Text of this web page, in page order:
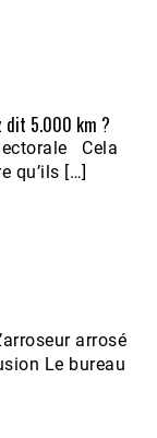
dit 5.000 km ?
Cela
qu’ils […]
arrosé
Le bureau